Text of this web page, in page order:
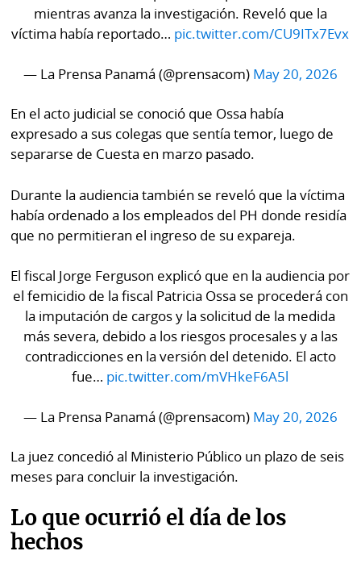
mientras avanza la investigación. Reveló que la
víctima había reportado… pic.twitter.com/CU9ITx7Evx
— La Prensa Panamá (@prensacom) May 20, 2026
En el acto judicial se conoció que Ossa había
expresado a sus colegas que sentía temor, luego de
separarse de Cuesta en marzo pasado.
Durante la audiencia también se reveló que la víctima
había ordenado a los empleados del PH donde residía
que no permitieran el ingreso de su expareja.
El fiscal Jorge Ferguson explicó que en la audiencia por
el femicidio de la fiscal Patricia Ossa se procederá con
la imputación de cargos y la solicitud de la medida
más severa, debido a los riesgos procesales y a las
contradicciones en la versión del detenido. El acto
fue… pic.twitter.com/mVHkeF6A5l
— La Prensa Panamá (@prensacom) May 20, 2026
La juez concedió al Ministerio Público un plazo de seis
meses para concluir la investigación.
Lo que ocurrió el día de los
hechos